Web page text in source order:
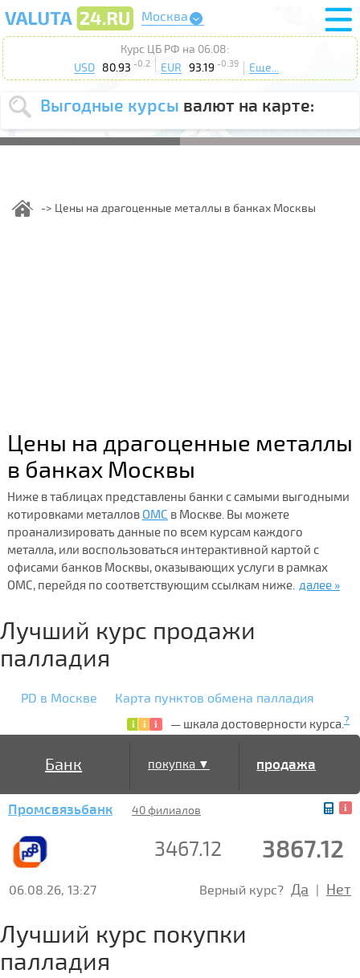
Москва
Курс ЦБ РФ на 06.08:
USD 80.93 -0.2 EUR 93.19 -0.39 Еще...
Выгодные курсы валют на карте:
Выберите
USD EUR
курс отЦены на драгоценные металлы в банках Москвы
Цены на драгоценные металлы
в банках Москвы
Ниже в таблицах представлены банки с самыми выгодными
котировками металлов ОМС в Москве. Вы можете
проанализировать данные по всем курсам каждого
металла, или воспользоваться интерактивной картой с
офисами банков Москвы, оказывающих услуги в рамках
ОМС, перейдя по соответствующим ссылкам ниже. далее »
Лучший курс продажи
палладия
PD в Москве Карта пунктов обмена палладия
— шкала достоверности курса.?
Банк покупка ▼ продажа
Промсвязьбанк 40 филиалов
3467.12 3867.12
06.08.26, 13:27 Верный курс? Да | Нет
Лучший курс покупки
палладия